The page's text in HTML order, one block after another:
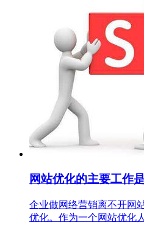
网站优化的主要工作
企业做网络营销离不开网
优化。作为一个网站优化